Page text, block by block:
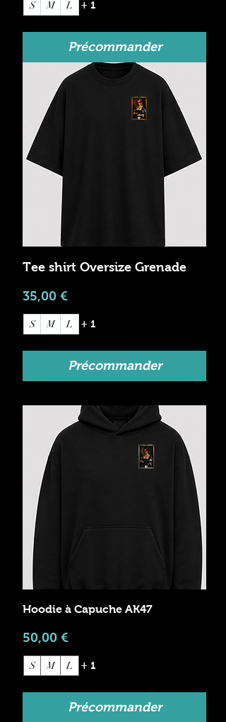
S M L + 1
Précommander
Tee shirt Oversize Grenade
Prix
35,00 €
S M L + 1
Précommander
Hoodie à Capuche AK47
Prix
50,00 €
S M L + 1
Précommander